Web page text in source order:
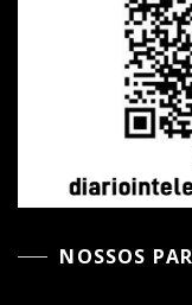
NOSSOS